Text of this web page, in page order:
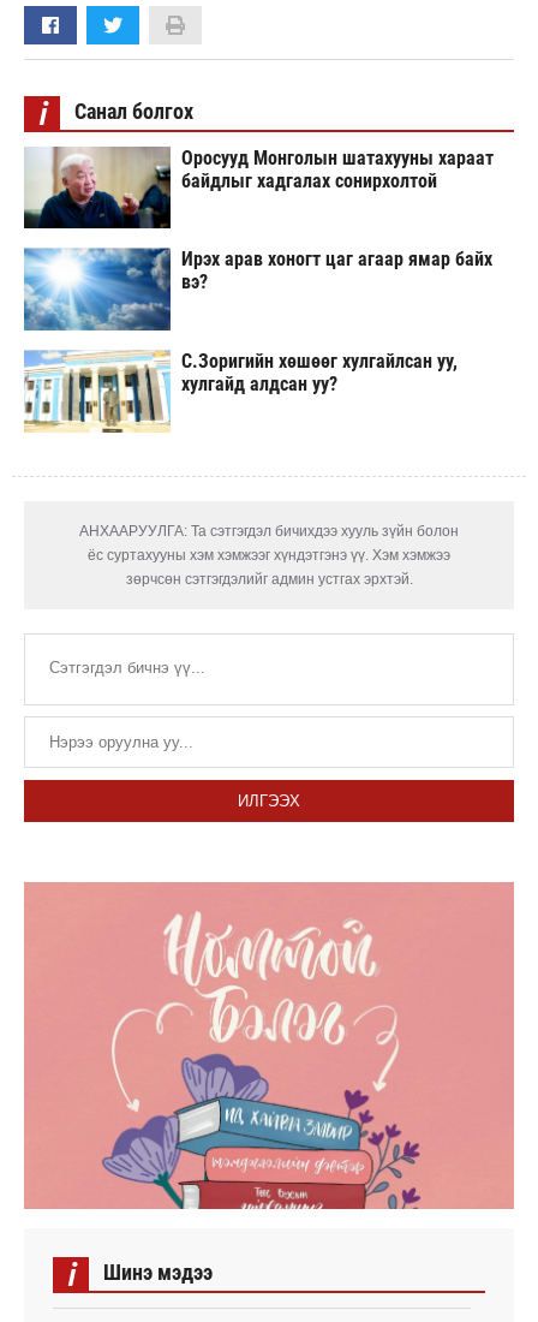
i Санал болгох
Оросууд Монголын шатахууны хараат
байдлыг хадгалах сонирхолтой
Ирэх арав хоногт цаг агаар ямар байх
вэ?
С.Зоригийн хөшөөг хулгайлсан уу,
хулгайд алдсан уу?
АНХААРУУЛГА: Та сэтгэгдэл бичихдээ хууль зүйн болон
ёс суртахууны хэм хэмжээг хүндэтгэнэ үү. Хэм хэмжээ
зөрчсөн сэтгэгдэлийг админ устгах эрхтэй.
ИЛГЭЭХ
i Шинэ мэдээ